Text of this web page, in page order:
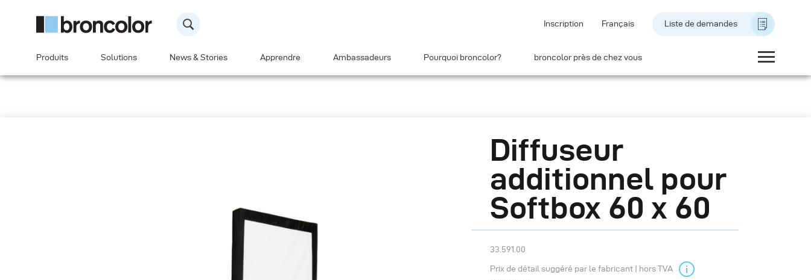
Inscription Français Liste de demandes
Produits Solutions News & Stories Apprendre Ambassadeurs Pourquoi broncolor? broncolor près de chez vous
Diffuseur
additionnel pour
Softbox 60 x 60
33.591.00
Prix de détail suggéré par le fabricant | hors TVA